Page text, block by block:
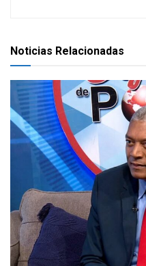
Noticias Relacionadas